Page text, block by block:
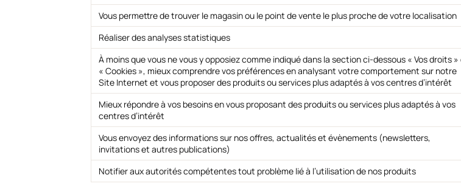
Vous permettre de trouver le magasin ou le point de vente le plus proche de votre localisation
Réaliser des analyses statistiques
À moins que vous ne vous y opposiez comme indiqué dans la section ci-dessous « Vos droits »
« Cookies », mieux comprendre vos préférences en analysant votre comportement sur notre
Site Internet et vous proposer des produits ou services plus adaptés à vos centres d’intérêt
Mieux répondre à vos besoins en vous proposant des produits ou services plus adaptés à vos
centres d’intérêt
Vous envoyez des informations sur nos offres, actualités et évènements (newsletters,
invitations et autres publications)
Notifier aux autorités compétentes tout problème lié à l’utilisation de nos produits